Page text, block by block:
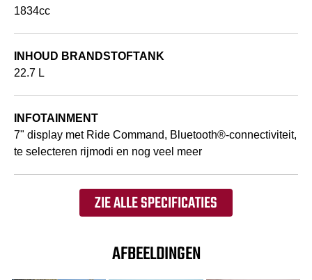
1834cc
INHOUD BRANDSTOFTANK
22.7 L
INFOTAINMENT
7" display met Ride Command, Bluetooth®-connectiviteit,
te selecteren rijmodi en nog veel meer
ZIE ALLE SPECIFICATIES
AFBEELDINGEN